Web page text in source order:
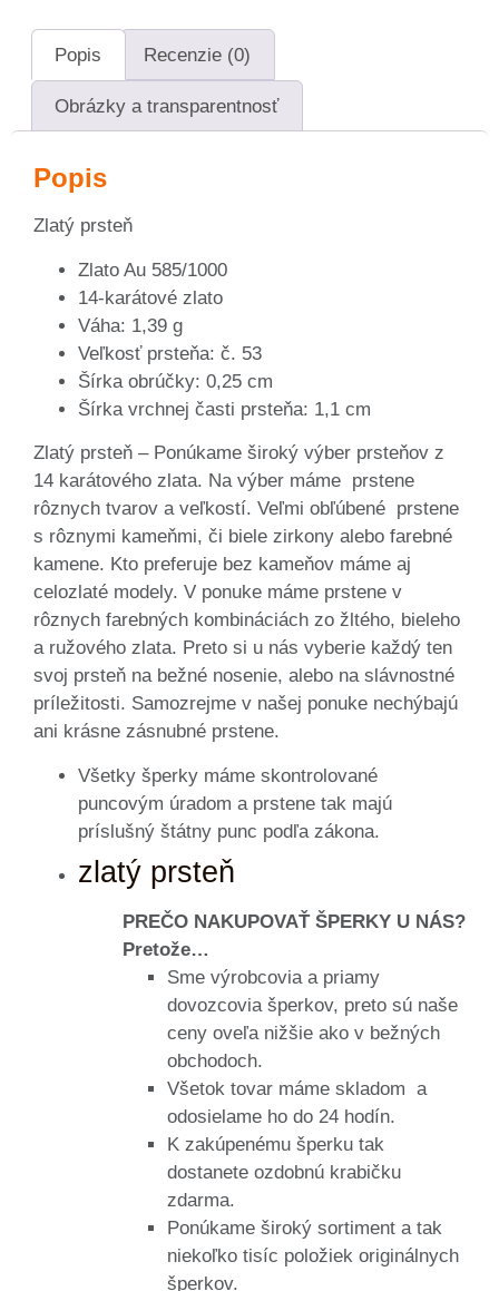
Popis Recenzie (0)
Obrázky a transparentnosť
Popis
Zlatý prsteň
Zlato Au 585/1000
14-karátové zlato
Váha: 1,39 g
Veľkosť prsteňa: č. 53
Šírka obrúčky: 0,25 cm
Šírka vrchnej časti prsteňa: 1,1 cm
Zlatý prsteň – Ponúkame široký výber prsteňov z
14 karátového zlata. Na výber máme prstene
rôznych tvarov a veľkostí. Veľmi obľúbené prstene
s rôznymi kameňmi, či biele zirkony alebo farebné
kamene. Kto preferuje bez kameňov máme aj
celozlaté modely. V ponuke máme prstene v
rôznych farebných kombináciách zo žltého, bieleho
a ružového zlata. Preto si u nás vyberie každý ten
svoj prsteň na bežné nosenie, alebo na slávnostné
príležitosti. Samozrejme v našej ponuke nechýbajú
ani krásne zásnubné prstene.
Všetky šperky máme skontrolované
puncovým úradom a prstene tak majú
príslušný štátny punc podľa zákona.
zlatý prsteň
PREČO NAKUPOVAŤ ŠPERKY U NÁS?
Pretože…
Sme výrobcovia a priamy
dovozcovia šperkov, preto sú naše
ceny oveľa nižšie ako v bežných
obchodoch.
Všetok tovar máme skladom a
odosielame ho do 24 hodín.
K zakúpenému šperku tak
dostanete ozdobnú krabičku
zdarma.
Ponúkame široký sortiment a tak
niekoľko tisíc položiek originálnych
šperkov.